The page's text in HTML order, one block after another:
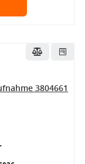
3804661